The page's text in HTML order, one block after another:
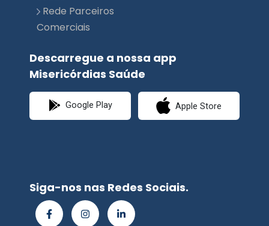
Descarregue a nossa app
Misericórdias Saúde
Google Play Apple Store